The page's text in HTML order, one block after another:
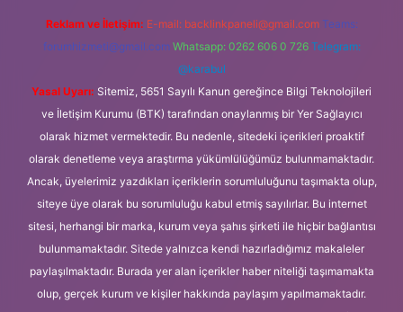
Reklam ve İletişim: E-mail: backlinkpaneli@gmail.com Teams:
forumhizmeti@gmail.com Whatsapp: 0262 606 0 726 Telegram:
@karabul
Yasal Uyarı: Sitemiz, 5651 Sayılı Kanun gereğince Bilgi Teknolojileri
ve İletişim Kurumu (BTK) tarafından onaylanmış bir Yer Sağlayıcı
olarak hizmet vermektedir. Bu nedenle, sitedeki içerikleri proaktif
olarak denetleme veya araştırma yükümlülüğümüz bulunmamaktadır.
Ancak, üyelerimiz yazdıkları içeriklerin sorumluluğunu taşımakta olup,
siteye üye olarak bu sorumluluğu kabul etmiş sayılırlar. Bu internet
sitesi, herhangi bir marka, kurum veya şahıs şirketi ile hiçbir bağlantısı
bulunmamaktadır. Sitede yalnızca kendi hazırladığımız makaleler
paylaşılmaktadır. Burada yer alan içerikler haber niteliği taşımamakta
olup, gerçek kurum ve kişiler hakkında paylaşım yapılmamaktadır.